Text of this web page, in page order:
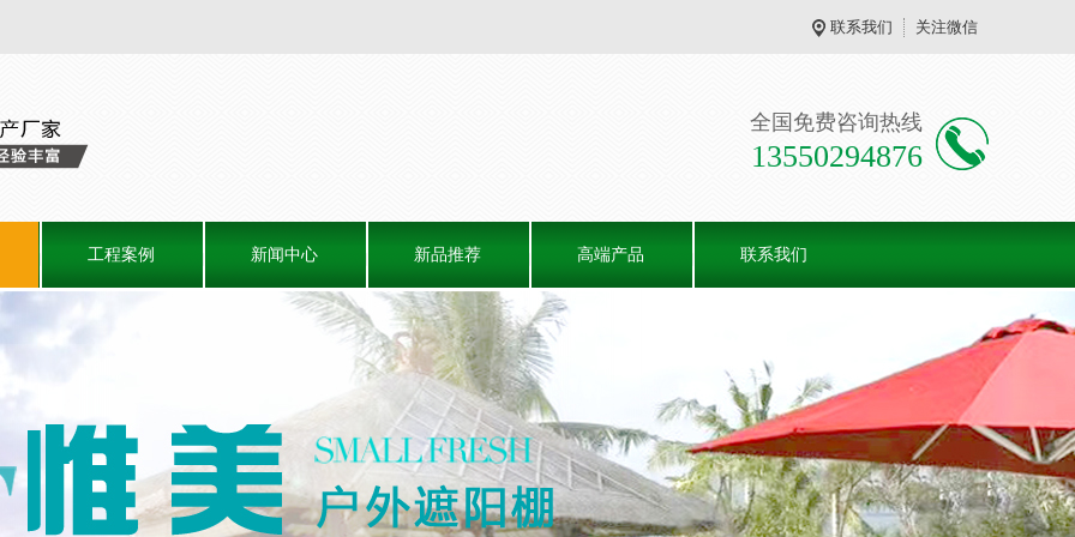
联系我们 关注微信
全国免费咨询热线
13550294876
工程案例 新闻中心 新品推荐 高端产品 联系我们